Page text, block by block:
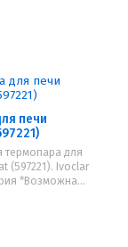
печи
термопара для
(597221). Ivoclar
*Возможна...